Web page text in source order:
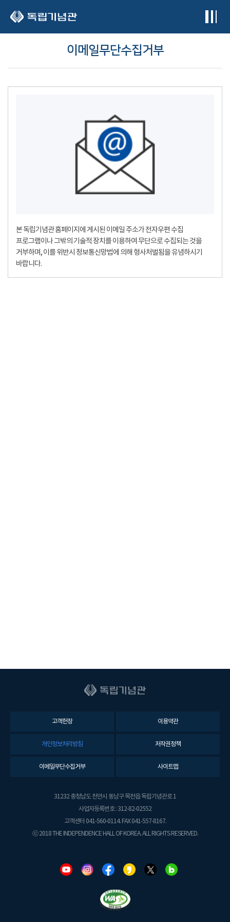
이메일무단수집거부
본 독립기념관 홈페이지에 게시된 이메일 주소가 전자우편 수집
프로그램이나 그밖의 기술적 장치를 이용하여 무단으로 수집되는 것을
거부하며, 이를 위반시 정보통신망법에 의해 형사처벌됨을 유념하시기
바랍니다.
고객헌장 이용약관
개인정보처리방침 저작권정책
이메일무단수집거부 사이트맵
31232 충청남도 천안시 동남구 목천읍 독립기념관로 1
사업자등록번호 : 312-82-02552
고객센터 041-560-0114. FAX 041-557-8167.
ⓒ 2018 THE INDEPENDENCE HALL OF KOREA. ALL RIGHTS RESERVED.